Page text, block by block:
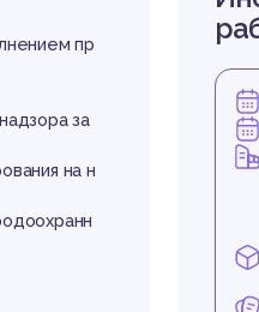
пр
за
на н